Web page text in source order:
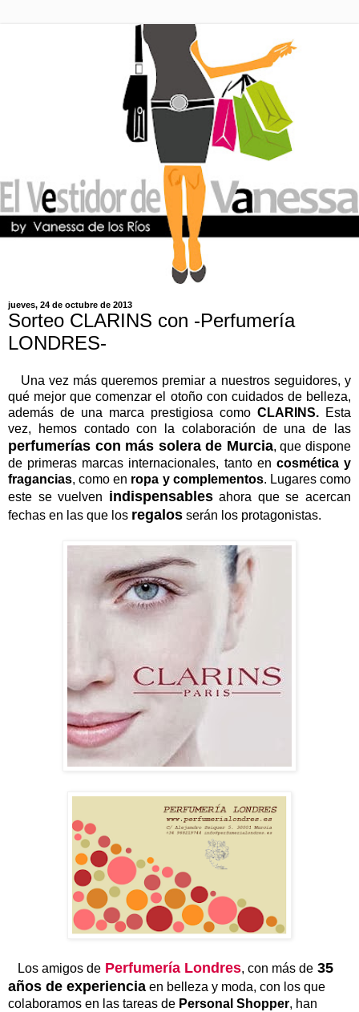
jueves, 24 de octubre de 2013
Sorteo CLARINS con -Perfumería
LONDRES-
Una vez más queremos premiar a nuestros seguidores, y
qué mejor que comenzar el otoño con cuidados de belleza,
además de una marca prestigiosa como CLARINS. Esta
vez, hemos contado con la colaboración de una de las
perfumerías con más solera de Murcia, que dispone
de primeras marcas internacionales, tanto en cosmética y
fragancias, como en ropa y complementos. Lugares como
este se vuelven indispensablesahora que se acercan
fechas en las que los regalos serán los protagonistas.
Los amigos de Perfumería Londres, con más de 35
años de experiencia en belleza y moda, con los que
colaboramos en las tareas de Personal Shopper, han